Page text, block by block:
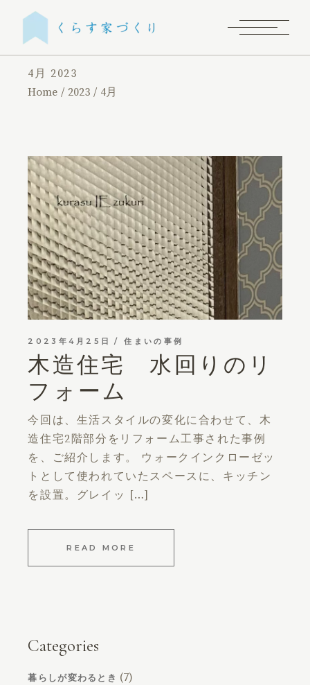
4月 2023
Home
2023 4月
2023年4月25日 住まいの事例
木造住宅 水回りのリ
フォーム
今回は、生活スタイルの変化に合わせて、木
造住宅2階部分をリフォーム工事された事例
を、ご紹介します。 ウォークインクローゼッ
トとして使われていたスペースに、キッチン
を設置。グレイッ […]
READ MORE
Categories
暮らしが変わるとき (7)